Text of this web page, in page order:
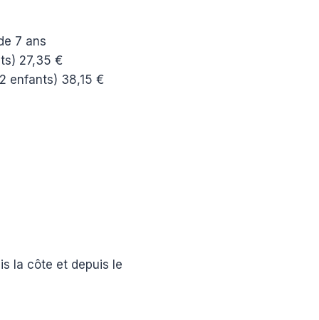
7 ans
27,35 €
enfants) 38,15 €
la côte et depuis le